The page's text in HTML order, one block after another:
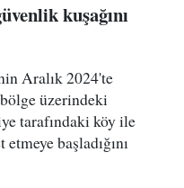
kuşağını
Aralık 2024'te
üzerindeki
tarafındaki köy ile
başladığını